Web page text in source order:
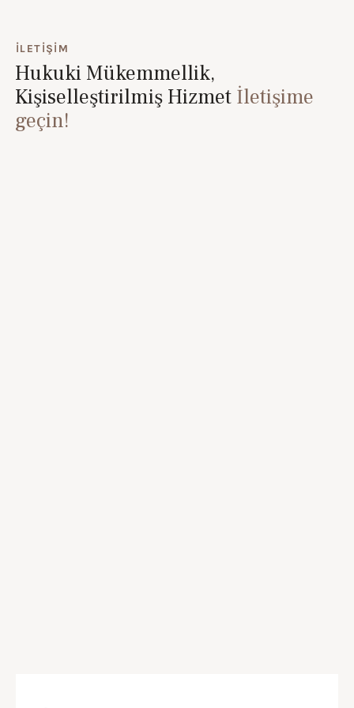
İLETIŞIM
Hukuki Mükemmellik,
Kişiselleştirilmiş Hizmet İletişime
geçin!